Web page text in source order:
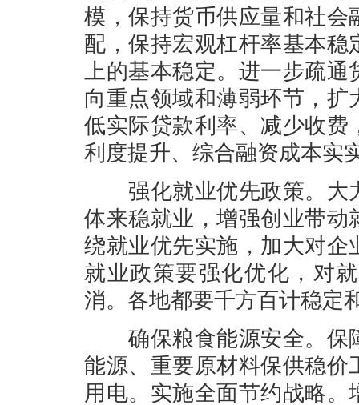
模，保持货币供应量和社
配，保持宏观杠杆率基本
上的基本稳定。进一步疏
向重点领域和薄弱环节，
低实际贷款利率、减少收
利度提升、综合融资成本实
强化就业优先政策。大
体来稳就业，增强创业带
绕就业优先实施，加大对
就业政策要强化优化，对
消。各地都要千方百计稳定
确保粮食能源安全。保
能源、重要原材料保供稳
用电。实施全面节约战略